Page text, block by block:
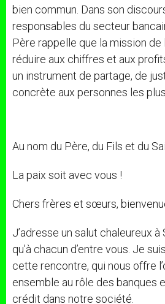
bien commun. Dans son
responsables du secteur
Père rappelle que la mission de
réduire aux chiffres et aux
un instrument de partage, de
concrète aux personnes les
Au nom du Père, du Fils et du
La paix soit avec vous !
Chers frères et sœurs,
J’adresse un salut chaleureux
qu’à chacun d’entre vous. Je
cette rencontre, qui nous offre
ensemble au rôle des banques
crédit dans notre société.